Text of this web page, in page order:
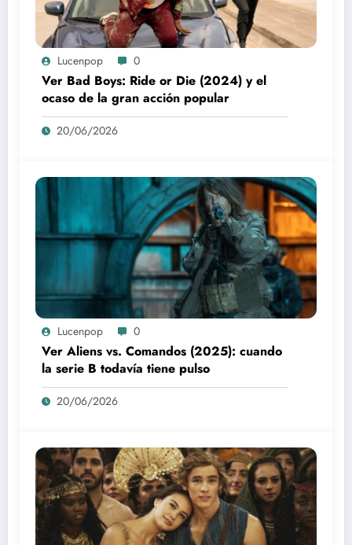
Lucenpop 0
Ver Bad Boys: Ride or Die (2024) y el
ocaso de la gran acción popular
20/06/2026
Lucenpop 0
Ver Aliens vs. Comandos (2025): cuando
la serie B todavía tiene pulso
20/06/2026